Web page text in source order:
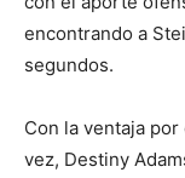
encontrando a
segundos.
Con la ventaja
vez, Destiny